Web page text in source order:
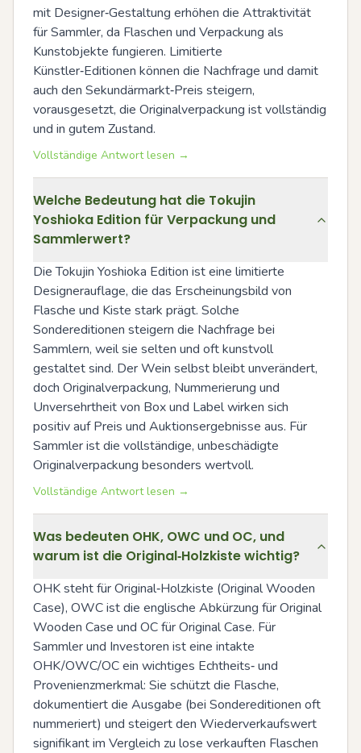
mit Designer‑Gestaltung erhöhen die Attraktivität
für Sammler, da Flaschen und Verpackung als
Kunstobjekte fungieren. Limitierte
Künstler‑Editionen können die Nachfrage und damit
auch den Sekundärmarkt‑Preis steigern,
vorausgesetzt, die Originalverpackung ist vollständig
und in gutem Zustand.
Vollständige Antwort lesen →
Welche Bedeutung hat die Tokujin
Yoshioka Edition für Verpackung und
Sammlerwert?
Die Tokujin Yoshioka Edition ist eine limitierte
Designerauflage, die das Erscheinungsbild von
Flasche und Kiste stark prägt. Solche
Sondereditionen steigern die Nachfrage bei
Sammlern, weil sie selten und oft kunstvoll
gestaltet sind. Der Wein selbst bleibt unverändert,
doch Originalverpackung, Nummerierung und
Unversehrtheit von Box und Label wirken sich
positiv auf Preis und Auktionsergebnisse aus. Für
Sammler ist die vollständige, unbeschädigte
Originalverpackung besonders wertvoll.
Vollständige Antwort lesen →
Was bedeuten OHK, OWC und OC, und
warum ist die Original‑Holzkiste wichtig?
OHK steht für Original‑Holzkiste (Original Wooden
Case), OWC ist die englische Abkürzung für Original
Wooden Case und OC für Original Case. Für
Sammler und Investoren ist eine intakte
OHK/OWC/OC ein wichtiges Echtheits‑ und
Provenienzmerkmal: Sie schützt die Flasche,
dokumentiert die Ausgabe (bei Sondereditionen oft
nummeriert) und steigert den Wiederverkaufswert
signifikant im Vergleich zu lose verkauften Flaschen